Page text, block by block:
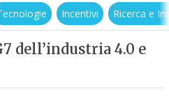
Incentivi Ricerca e
dell’industria 4.0 e